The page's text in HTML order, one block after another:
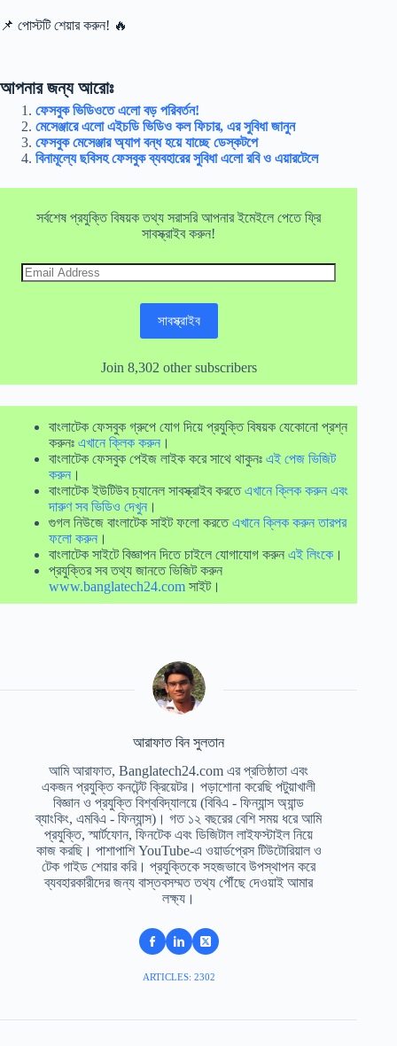
📌 পোস্টটি শেয়ার করুন! 🔥
আপনার জন্য আরোঃ
ফেসবুক ভিডিওতে এলো বড় পরিবর্তন!
মেসেঞ্জারে এলো এইচডি ভিডিও কল ফিচার, এর সুবিধা জানুন
ফেসবুক মেসেঞ্জার অ্যাপ বন্ধ হয়ে যাচ্ছে ডেস্কটপে
বিনামূল্যে ছবিসহ ফেসবুক ব্যবহারের সুবিধা এলো রবি ও এয়ারটেলে
সর্বশেষ প্রযুক্তি বিষয়ক তথ্য সরাসরি আপনার ইমেইলে পেতে ফ্রি
সাবস্ক্রাইব করুন!
Email
Address
সাবস্ক্রাইব
Join 8,302 other subscribers
বাংলাটেক ফেসবুক গ্রুপে যোগ দিয়ে প্রযুক্তি বিষয়ক যেকোনো প্রশ্ন
করুনঃ এখানে ক্লিক করুন ।
বাংলাটেক ফেসবুক পেইজ লাইক করে সাথে থাকুনঃ এই পেজ ভিজিট
করুন ।
বাংলাটেক ইউটিউব চ্যানেল সাবস্ক্রাইব করতেএখানে ক্লিক করুন এবং
দারুণ সব ভিডিও দেখুন ।
গুগল নিউজে বাংলাটেক সাইট ফলো করতেএখানে ক্লিক করুন তারপর
ফলো করুন ।
বাংলাটেক সাইটে বিজ্ঞাপন দিতে চাইলে যোগাযোগ করুন এই লিংকে ।
প্রযুক্তির সব তথ্য জানতে ভিজিট করুন
www.banglatech24.com সাইট।
আরাফাত বিন সুলতান
আমি আরাফাত, Banglatech24.com এর প্রতিষ্ঠাতা এবং
একজন প্রযুক্তি কনটেন্ট ক্রিয়েটর। পড়াশোনা করেছি পটুয়াখালী
বিজ্ঞান ও প্রযুক্তি বিশ্ববিদ্যালয়ে (বিবিএ - ফিন্যান্স অ্যান্ড
ব্যাংকিং, এমবিএ - ফিন্যান্স)। গত ১২ বছরের বেশি সময় ধরে আমি
প্রযুক্তি, স্মার্টফোন, ফিনটেক এবং ডিজিটাল লাইফস্টাইল নিয়ে
কাজ করছি। পাশাপাশি YouTube-এ ওয়ার্ডপ্রেস টিউটোরিয়াল ও
টেক গাইড শেয়ার করি। প্রযুক্তিকে সহজভাবে উপস্থাপন করে
ব্যবহারকারীদের জন্য বাস্তবসম্মত তথ্য পৌঁছে দেওয়াই আমার
লক্ষ্য।
ARTICLES: 2302